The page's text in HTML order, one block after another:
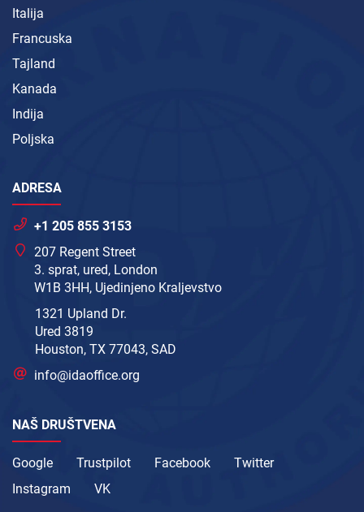
Italija
Francuska
Tajland
Kanada
Indija
Poljska
ADRESA
+1 205 855 3153
207 Regent Street
3. sprat, ured, London
W1B 3HH, Ujedinjeno Kraljevstvo
1321 Upland Dr.
Ured 3819
Houston, TX 77043, SAD
info@idaoffice.org
NAŠ DRUŠTVENA
Google Trustpilot Facebook
Twitter
Instagram
VK